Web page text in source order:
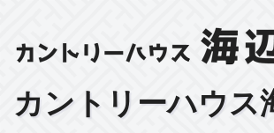
カントリーハウス